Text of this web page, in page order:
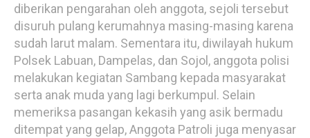
diberikan pengarahan oleh anggota, sejoli tersebut
disuruh pulang kerumahnya masing-masing karena
sudah larut malam. Sementara itu, diwilayah hukum
Polsek Labuan, Dampelas, dan Sojol, anggota polisi
melakukan kegiatan Sambang kepada masyarakat
serta anak muda yang lagi berkumpul. Selain
memeriksa pasangan kekasih yang asik bermadu
ditempat yang gelap, Anggota Patroli juga menyasar